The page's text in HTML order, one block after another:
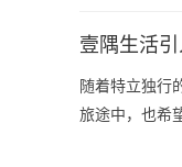
壹隅生活
随着特立独行
旅途中，也希